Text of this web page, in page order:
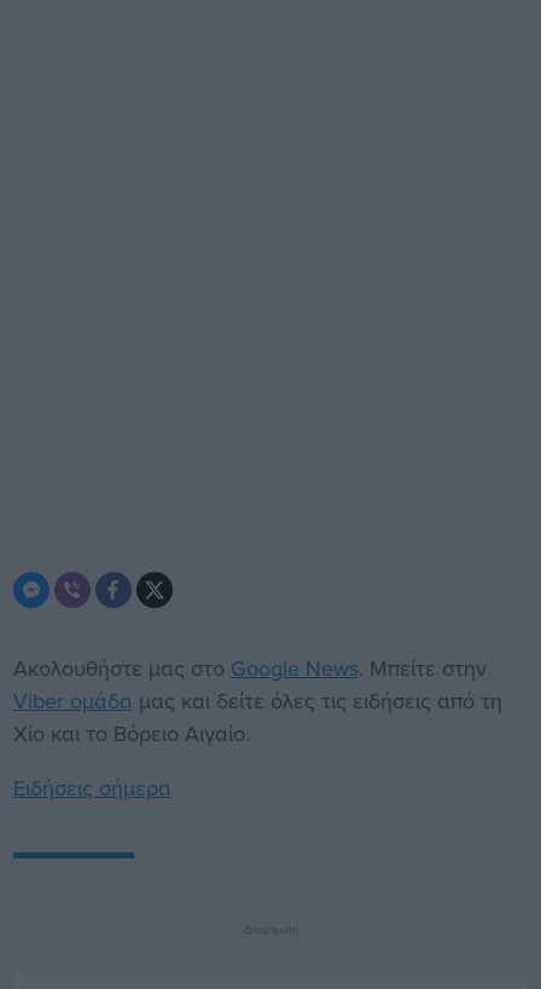
Ακολουθήστε μας στο Google News. Μπείτε στην
Viber ομάδα μας και δείτε όλες τις ειδήσεις από τη
Χίο και το Βόρειο Αιγαίο.
Ειδήσεις σήμερα
Διαφήμιση